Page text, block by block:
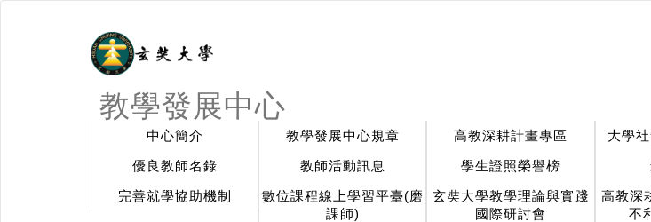
教學發展中心
中心簡介 教學發展中心規章 高教深耕計畫專區 大學
優良教師名錄
教師活動訊息 學生證照榮譽榜
完善就學協助機制
數位課程線上學習平臺(磨
課師)
玄奘大學教學理論與實踐
國際研討會
高教深
不